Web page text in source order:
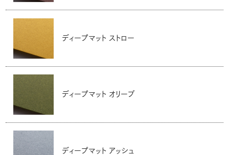
ディープマット ストロー
ディープマット オリーブ
ディープマット アッシュ